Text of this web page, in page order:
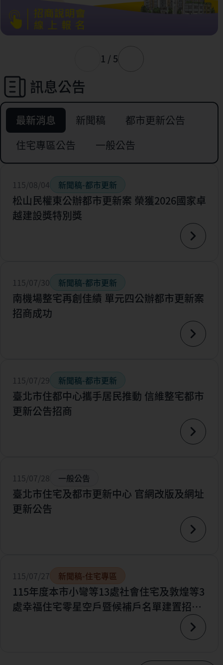
1 / 5
訊息公告
最新消息 新聞稿
都市更新公告
住宅專區公告
一般公告
115/08/04 新聞稿-都市更新
松山民權東公辦都市更新案 榮獲2026國家卓
越建設獎特別獎
115/07/30 新聞稿-都市更新
南機場整宅再創佳績 單元四公辦都市更新案
招商成功
115/07/29 新聞稿-都市更新
臺北市住都中心攜手居民推動 信維整宅都市
更新公告招商
115/07/28 一般公告
臺北市住宅及都市更新中心 官網改版及網址
更新公告
115/07/27 新聞稿-住宅專區
115年度本市小彎等13處社會住宅及敦煌等3
處幸福住宅零星空戶暨候補戶名單建置招租